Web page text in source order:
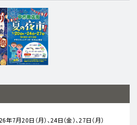
年7月20日（月）、24日（金）、27日（月）